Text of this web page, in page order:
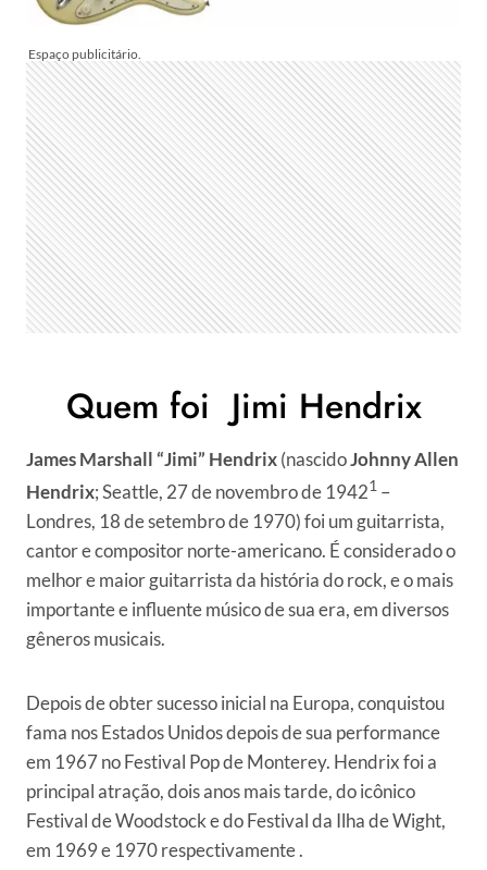
Quem foi Jimi Hendrix
James Marshall “Jimi” Hendrix(nascidoJohnny Allen
Hendrix; Seattle, 27 de novembro de 19421 –
Londres, 18 de setembro de 1970) foi um guitarrista,
cantor e compositor norte-americano. É considerado o
melhor e maior guitarrista da história do rock, e o mais
importante e influente músico de sua era, em diversos
gêneros musicais.
Depois de obter sucesso inicial na Europa, conquistou
fama nos Estados Unidos depois de sua performance
em 1967 no Festival Pop de Monterey. Hendrix foi a
principal atração, dois anos mais tarde, do icônico
Festival de Woodstock e do Festival da Ilha de Wight,
em 1969 e 1970 respectivamente .